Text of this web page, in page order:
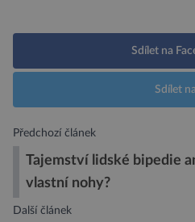
Sdílet na
Sdílet
Předchozí článek
Tajemství lidské bipedie
vlastní nohy?
Další článek